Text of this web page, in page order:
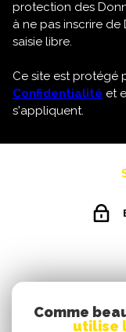
protection des
à ne pas inscrire
saisie libre.
Ce site est protégé
Confidentialité et
s'appliquent.
Comme
utilise